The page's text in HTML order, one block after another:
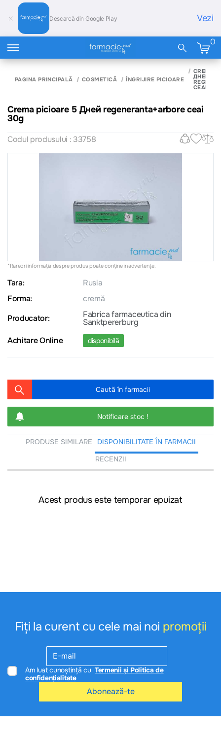
Descarcă din Google Play Vezi
0
PAGINA PRINCIPALĂ COSMETICĂ ÎNGRIJIRE PICIOARE
CREMA
ДНЕЙ
CEAI 30G
Crema picioare 5 Дней regeneranta+arbore ceai
30g
Codul produsului : 33758
*Rareori informația despre produs poate conţine inadvertenţe.
Tara:
Rusia
Forma:
cremă
Producator:
Fabrica farmaceutica din
Sanktpererburg
Achitare Online
disponibilă
Caută în farmacii
Notificare stoc !
PRODUSE SIMILARE
DISPONIBILITATE ÎN FARMACII
RECENZII
Acest produs este temporar epuizat
Fiți la curent cu cele mai noi promoții
Am luat cunoștință cu Termenii și Politica de
confidențialitate
Abonează-te